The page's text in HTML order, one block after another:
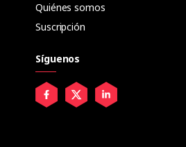
Quiénes somos
Suscripción
Síguenos